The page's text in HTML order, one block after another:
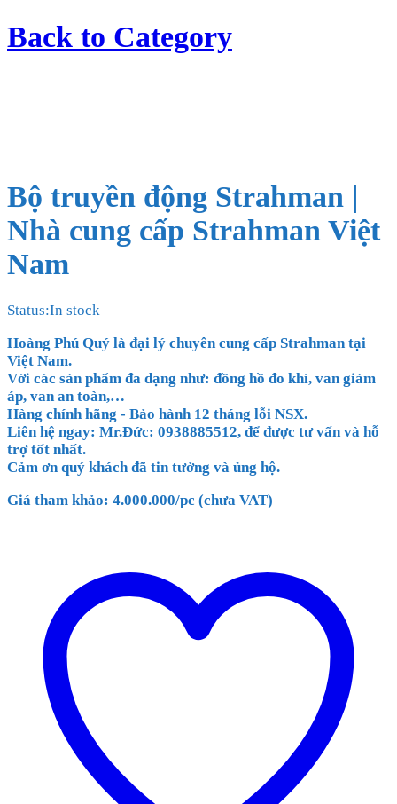
Back to Category
Bộ truyền động Strahman |
Nhà cung cấp Strahman Việt
Nam
Status:In stock
Hoàng Phú Quý là đại lý chuyên cung cấp Strahman tại
Việt Nam.
Với các sản phẩm đa dạng như: đồng hồ đo khí, van giảm
áp, van an toàn,…
Hàng chính hãng - Bảo hành 12 tháng lỗi NSX.
Liên hệ ngay: Mr.Đức: 0938885512, để được tư vấn và hỗ
trợ tốt nhất.
Cảm ơn quý khách đã tin tưởng và ủng hộ.
Giá tham khảo: 4.000.000/pc (chưa VAT)